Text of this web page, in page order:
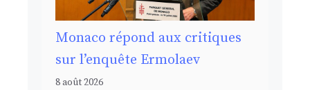
Monaco répond aux critiques
sur l’enquête Ermolaev
8 août 2026